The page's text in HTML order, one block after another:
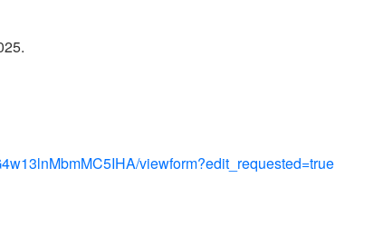
viewform?edit_requested=true